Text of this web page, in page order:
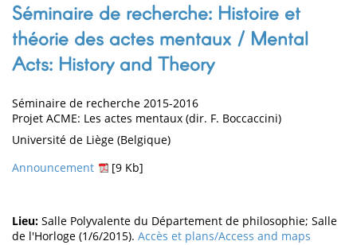
Séminaire de recherche: Histoire et
théorie des actes mentaux / Mental
Acts: History and Theory
Séminaire de recherche 2015-2016
Projet ACME: Les actes mentaux (dir. F. Boccaccini)
Université de Liège (Belgique)
Announcement
[9 Kb]
Lieu: Salle Polyvalente du Département de philosophie; Salle
de l'Horloge (1/6/2015). Accès et plans/Access and maps